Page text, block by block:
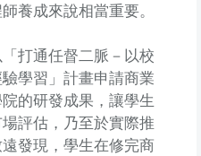
養成來說相當重要。
打通任督二脈－以校
學習」計畫申請商業
的研發成果，讓學生
評估，乃至於實際推
發現，學生在修完商